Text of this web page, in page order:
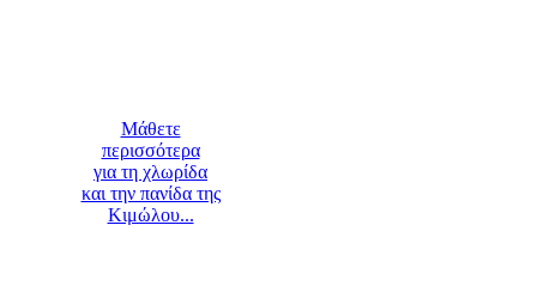
Μάθετε
περισσότερα
για τη χλωρίδα
και την πανίδα της
Κιμώλου...